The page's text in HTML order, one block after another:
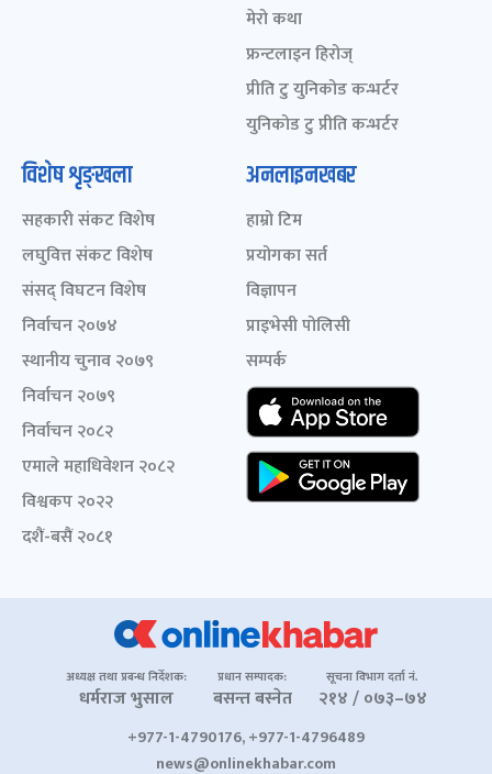
मेरो कथा
फ्रन्टलाइन हिरोज्
प्रीति टु युनिकोड कन्भर्टर
युनिकोड टु प्रीति कन्भर्टर
विशेष शृङ्खला
सहकारी संकट विशेष
लघुवित्त संकट विशेष
संसद् विघटन विशेष
निर्वाचन २०७४
स्थानीय चुनाव २०७९
निर्वाचन २०७९
निर्वाचन २०८२
एमाले महाधिवेशन २०८२
विश्वकप २०२२
दशैं-बसैं २०८१
अनलाइनखबर
हाम्रो टिम
प्रयोगका सर्त
विज्ञापन
प्राइभेसी पोलिसी
सम्पर्क
अध्यक्ष तथा प्रबन्ध निर्देशक:
धर्मराज भुसाल
प्रधान सम्पादक:
बसन्त बस्नेत
सूचना विभाग दर्ता नं.
२१४ / ०७३–७४
+977-1-4790176, +977-1-4796489
news@onlinekhabar.com